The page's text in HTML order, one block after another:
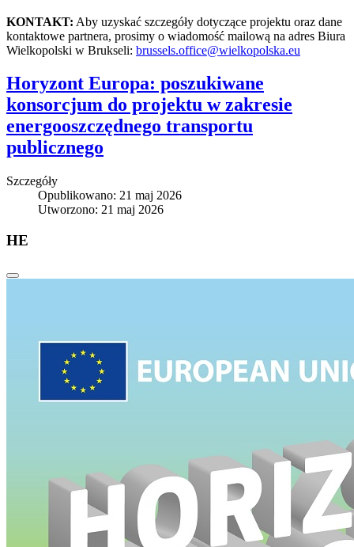
KONTAKT: Aby uzyskać szczegóły dotyczące projektu oraz dane
kontaktowe partnera, prosimy o wiadomość mailową na adres Biura
Wielkopolski w Brukseli: brussels.office@wielkopolska.eu
Horyzont Europa: poszukiwane
konsorcjum do projektu w zakresie
energooszczędnego transportu
publicznego
Szczegóły
Opublikowano: 21 maj 2026
Utworzono: 21 maj 2026
HE